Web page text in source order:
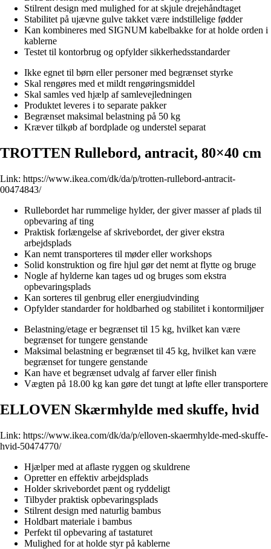
Stilrent design med mulighed for at skjule drejehåndtaget
Stabilitet på ujævne gulve takket være indstillelige fødder
Kan kombineres med SIGNUM kabelbakke for at holde orden i
kablerne
Testet til kontorbrug og opfylder sikkerhedsstandarder
Ikke egnet til børn eller personer med begrænset styrke
Skal rengøres med et mildt rengøringsmiddel
Skal samles ved hjælp af samlevejledningen
Produktet leveres i to separate pakker
Begrænset maksimal belastning på 50 kg
Kræver tilkøb af bordplade og understel separat
TROTTEN Rullebord, antracit, 80×40 cm
Link: https://www.ikea.com/dk/da/p/trotten-rullebord-antracit-
00474843/
Rullebordet har rummelige hylder, der giver masser af plads til
opbevaring af ting
Praktisk forlængelse af skrivebordet, der giver ekstra
arbejdsplads
Kan nemt transporteres til møder eller workshops
Solid konstruktion og fire hjul gør det nemt at flytte og bruge
Nogle af hylderne kan tages ud og bruges som ekstra
opbevaringsplads
Kan sorteres til genbrug eller energiudvinding
Opfylder standarder for holdbarhed og stabilitet i kontormiljøer
Belastning/etage er begrænset til 15 kg, hvilket kan være
begrænset for tungere genstande
Maksimal belastning er begrænset til 45 kg, hvilket kan være
begrænset for tungere genstande
Kan have et begrænset udvalg af farver eller finish
Vægten på 18.00 kg kan gøre det tungt at løfte eller transportere
ELLOVEN Skærmhylde med skuffe, hvid
Link: https://www.ikea.com/dk/da/p/elloven-skaermhylde-med-skuffe-
hvid-50474770/
Hjælper med at aflaste ryggen og skuldrene
Opretter en effektiv arbejdsplads
Holder skrivebordet pænt og ryddeligt
Tilbyder praktisk opbevaringsplads
Stilrent design med naturlig bambus
Holdbart materiale i bambus
Perfekt til opbevaring af tastaturet
Mulighed for at holde styr på kablerne